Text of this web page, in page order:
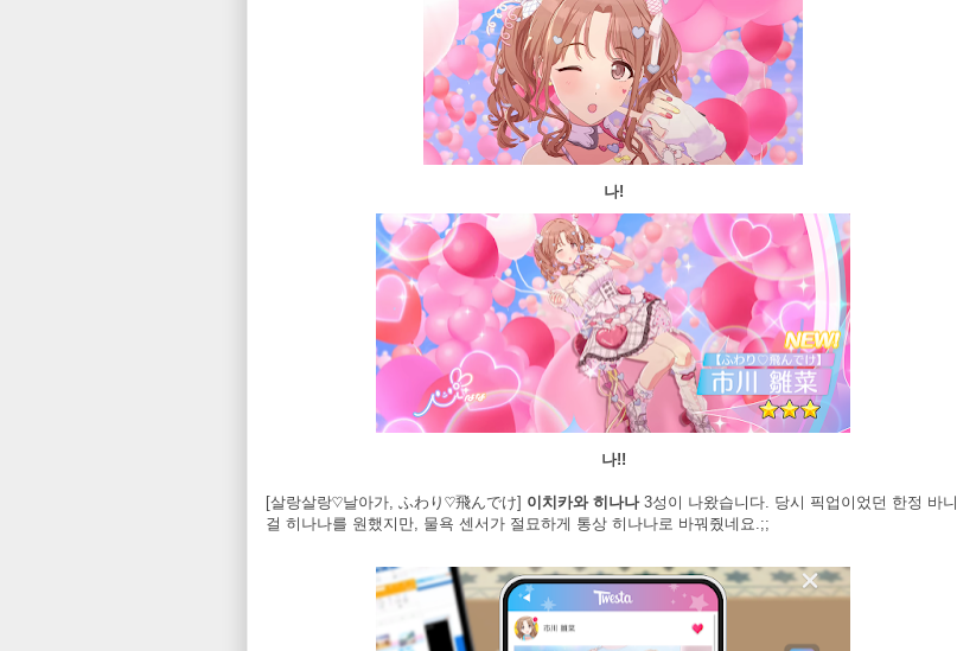
나!
나!!
[살랑살랑♡날아가, ふわり♡飛んでけ] 이치카와 히나나3성이 나왔습니다. 당시 픽업이었던 한정 바니
걸 히나나를 원했지만, 물욕 센서가 절묘하게 통상 히나나로 바꿔줬네요.;;